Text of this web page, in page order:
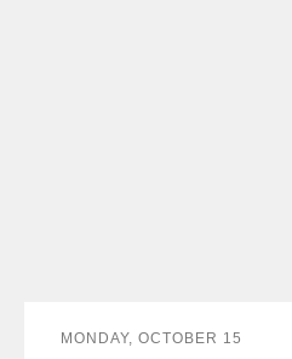
MONDAY, OCTOBER 15